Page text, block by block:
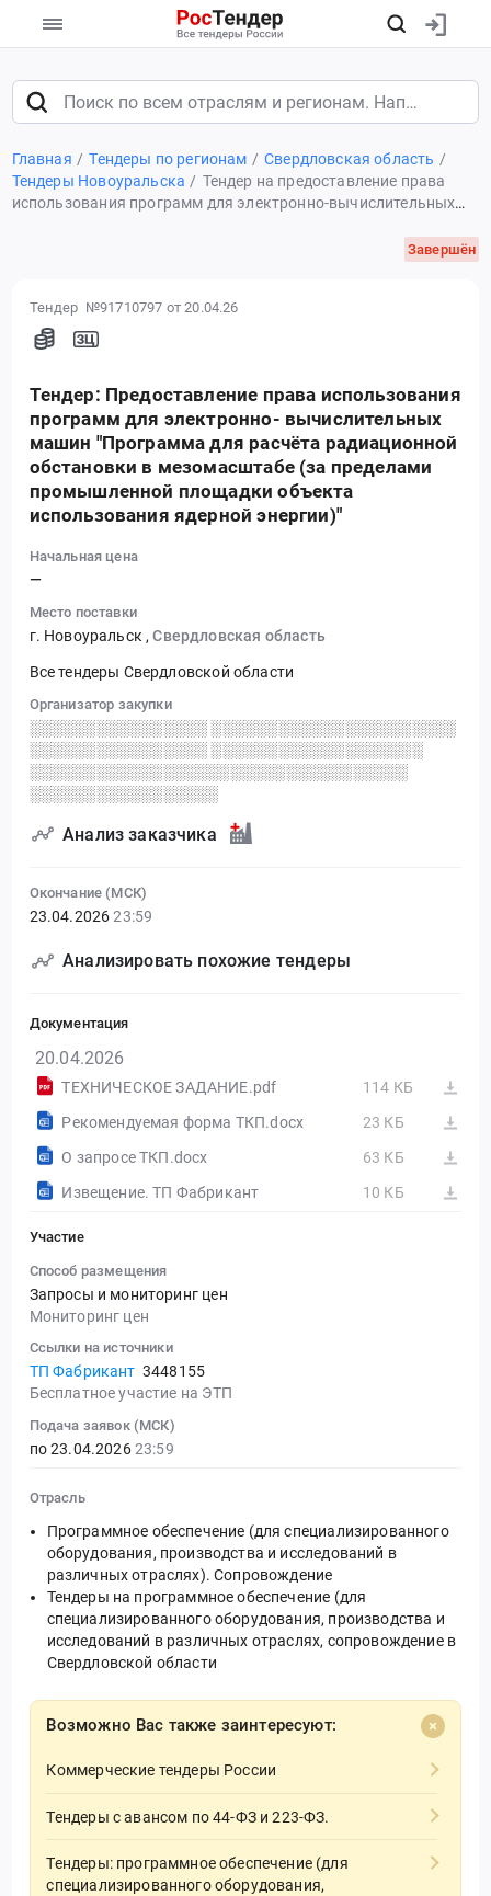
Главная Тендеры по регионам
Свердловская область
Тендеры Новоуральска
Тендер на предоставление права
использования программ для электронно-вычислительных
мезомасштабе (за пределами промышленной площадкиЗавершён
Тендер №91710797 от 20.04.26
Тендер: Предоставление права использования
программ для электронно- вычислительных
машин "Программа для расчёта радиационной
обстановки в мезомасштабе (за пределами
промышленной площадки объекта
использования ядерной энергии)"
Начальная цена
—
Место поставки
г. Новоуральск ,Свердловская область
Все тендеры Свердловской области
Организатор закупки
░░░░░░░░░░░░░░░░ ░░░░░░░░░░░░░░░░░░░░░░
░░░░░░░░░░░░░░░░ ░░░░░░░░░░░░░░░░░░░
░░░░░░░░░░░░░░░░░░░░░░░░░░░░░░░░░░
░░░░░░░░░░░░░░░░░
Анализ заказчика
Окончание (МСК)
23.04.2026 23:59
Анализировать похожие тендеры
Документация
20.04.2026
ТЕХНИЧЕСКОЕ ЗАДАНИЕ.pdf
114 КБ
Рекомендуемая форма ТКП.docx
23 КБ
О запросе ТКП.docx
63 КБ
Извещение. ТП Фабрикант
10 КБ
Участие
Способ размещения
Запросы и мониторинг цен
Мониторинг цен
Ссылки на источники
ТП Фабрикант 3448155
Бесплатное участие на ЭТП
Подача заявок (МСК)
по 23.04.202623:59
Отрасль
Программное обеспечение (для специализированного
оборудования, производства и исследований в
различных отраслях). Сопровождение
Тендеры на программное обеспечение (для
специализированного оборудования, производства и
исследований в различных отраслях, сопровождение в
Свердловской области
Возможно Вас также заинтересуют:
Коммерческие тендеры России
Тендеры с авансом по 44-ФЗ и 223-ФЗ.
Тендеры: программное обеспечение (для
специализированного оборудования,